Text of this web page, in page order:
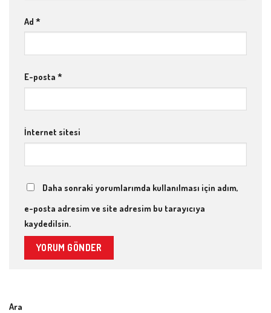
Ad *
E-posta *
İnternet sitesi
Daha sonraki yorumlarımda kullanılması için adım,
e-posta adresim ve site adresim bu tarayıcıya
kaydedilsin.
Ara